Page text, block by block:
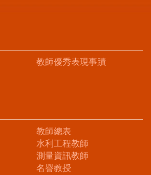
教師優秀表現事蹟
教師總表
水利工程教師
測量資訊教師
名譽教授